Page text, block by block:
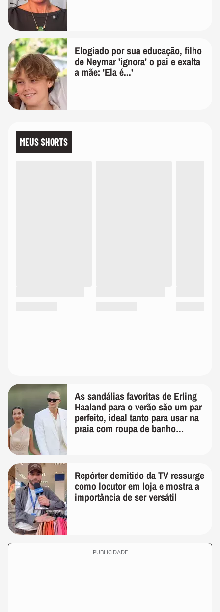
Elogiado por sua educação, filho
de Neymar 'ignora' o pai e exalta
a mãe: 'Ela é...'
MEUS SHORTS
As sandálias favoritas de Erling
Haaland para o verão são um par
perfeito, ideal tanto para usar na
praia com roupa de banho
Repórter demitido da TV ressurge
como locutor em loja e mostra a
importância de ser versátil
PUBLICIDADE